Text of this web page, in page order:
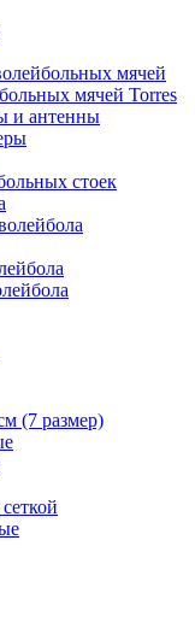
мячей
мячей Torres
и антенны
стоек
(7 размер)